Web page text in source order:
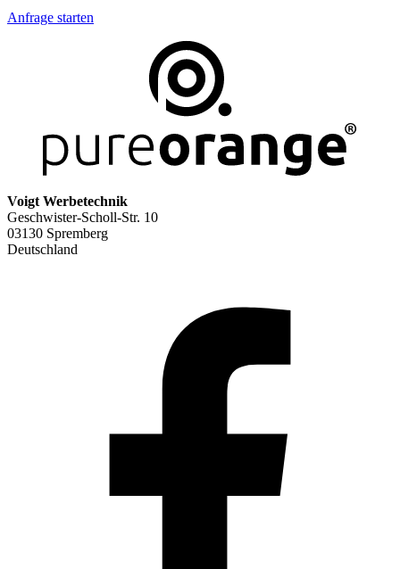
Anfrage starten
Voigt Werbetechnik
Geschwister-Scholl-Str. 10
03130 Spremberg
Deutschland